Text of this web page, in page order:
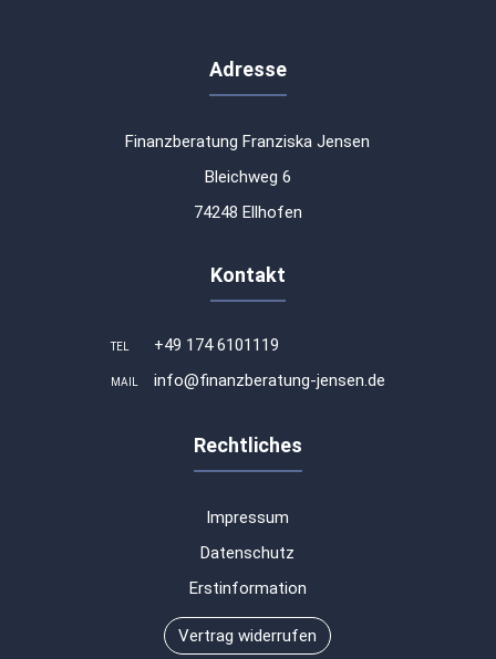
Adresse
Finanzberatung Franziska Jensen
Bleichweg 6
74248 Ellhofen
Kontakt
TEL +49 174 6101119
MAIL info@finanzberatung-jensen.de
Rechtliches
Impressum
Datenschutz
Erstinformation
Vertrag widerrufen